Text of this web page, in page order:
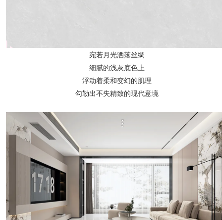
宛若月光洒落丝绸
细腻的浅灰底色上
浮动着柔和变幻的肌理
勾勒出不失精致的现代意境